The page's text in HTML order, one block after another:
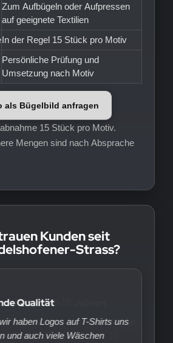
Zum Aufbügeln oder Aufpressen
auf geeignete Textilien
In der Regel 15 Stück pro Motiv
Persönliche Prüfung und
Umsetzung nach Motiv
als Bügelbild anfragen
15 Stück pro Motiv.
Mengen sind nach Absprache
Kunden seit
Strass?
Qualität
haben Logos auf T-Shirts uns
und auch viele Wäschen